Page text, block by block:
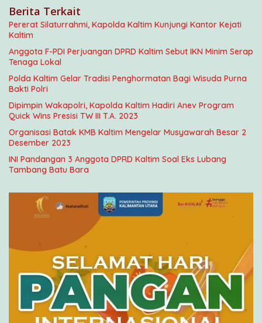
Berita Terkait
Pererat Silaturrahmi, Kapolda Kaltim Kunjungi Kantor Kejati
Kaltim
Anggota F-PDI Perjuangan DPRD Kaltim Sebut IKN Minim Serap
Tenaga Lokal
Polda Kaltim Gelar Tradisi Penghormatan Bagi Wisuda Purna
Bakti Polri
Dipimpin Wakapolri, Kapolda Kaltim Hadiri Anev Program
Quick Wins Presisi TW III T.A. 2023
Organisasi Batak KMB Kaltim Mengelar Musyawarah Besar 2
Desember 2023
INI Pandangan 3 Anggota DPRD Kaltim Soal Eks Lubang
Tambang Batu Bara